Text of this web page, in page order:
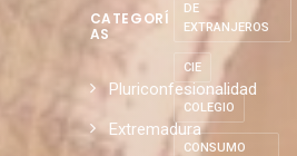
CATEGORÍ
AS
Pluriconfesionalidad
Extremadura
DE
EXTRANJEROS
CIE
COLEGIO
CONSUMO